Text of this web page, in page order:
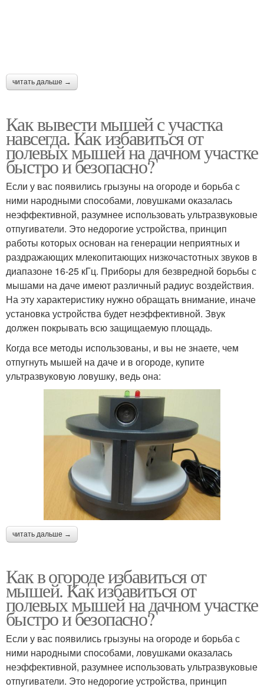
читать дальше →
Как вывести мышей с участка
навсегда. Как избавиться от
полевых мышей на дачном участке
быстро и безопасно?
Если у вас появились грызуны на огороде и борьба с
ними народными способами, ловушками оказалась
неэффективной, разумнее использовать ультразвуковые
отпугиватели. Это недорогие устройства, принцип
работы которых основан на генерации неприятных и
раздражающих млекопитающих низкочастотных звуков в
диапазоне 16-25 кГц. Приборы для безвредной борьбы с
мышами на даче имеют различный радиус воздействия.
На эту характеристику нужно обращать внимание, иначе
установка устройства будет неэффективной. Звук
должен покрывать всю защищаемую площадь.
Когда все методы использованы, и вы не знаете, чем
отпугнуть мышей на даче и в огороде, купите
ультразвуковую ловушку, ведь она:
читать дальше →
Как в огороде избавиться от
мышей. Как избавиться от
полевых мышей на дачном участке
быстро и безопасно?
Если у вас появились грызуны на огороде и борьба с
ними народными способами, ловушками оказалась
неэффективной, разумнее использовать ультразвуковые
отпугиватели. Это недорогие устройства, принцип